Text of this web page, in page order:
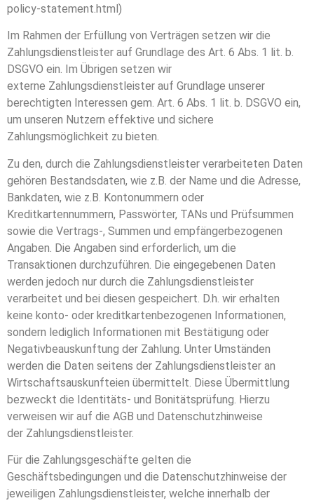
policy-statement.html)
Im Rahmen der Erfüllung von Verträgen setzen wir die
Zahlungsdienstleister auf Grundlage des Art. 6 Abs. 1 lit. b.
DSGVO ein. Im Übrigen setzen wir
externe Zahlungsdienstleister auf Grundlage unserer
berechtigten Interessen gem. Art. 6 Abs. 1 lit. b. DSGVO ein,
um unseren Nutzern effektive und sichere
Zahlungsmöglichkeit zu bieten.
Zu den, durch die Zahlungsdienstleister verarbeiteten Daten
gehören Bestandsdaten, wie z.B. der Name und die Adresse,
Bankdaten, wie z.B. Kontonummern oder
Kreditkartennummern, Passwörter, TANs und Prüfsummen
sowie die Vertrags-, Summen und empfängerbezogenen
Angaben. Die Angaben sind erforderlich, um die
Transaktionen durchzuführen. Die eingegebenen Daten
werden jedoch nur durch die Zahlungsdienstleister
verarbeitet und bei diesen gespeichert. D.h. wir erhalten
keine konto- oder kreditkartenbezogenen Informationen,
sondern lediglich Informationen mit Bestätigung oder
Negativbeauskunftung der Zahlung. Unter Umständen
werden die Daten seitens der Zahlungsdienstleister an
Wirtschaftsauskunfteien übermittelt. Diese Übermittlung
bezweckt die Identitäts- und Bonitätsprüfung. Hierzu
verweisen wir auf die AGB und Datenschutzhinweise
der Zahlungsdienstleister.
Für die Zahlungsgeschäfte gelten die
Geschäftsbedingungen und die Datenschutzhinweise der
jeweiligen Zahlungsdienstleister, welche innerhalb der